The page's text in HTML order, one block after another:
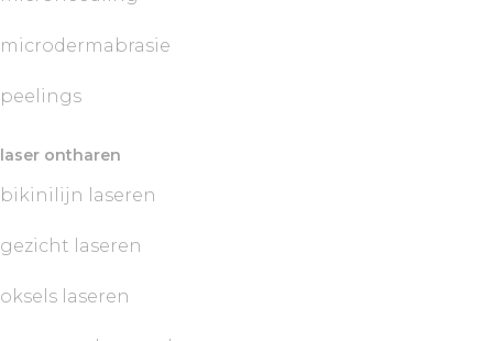
microdermabrasie
peelings
laser ontharen
bikinilijn laseren
gezicht laseren
oksels laseren